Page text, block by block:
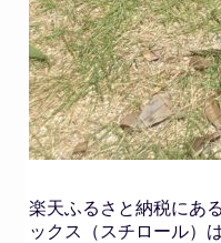
楽天ふるさと納税にあ
ックス（スチロール）